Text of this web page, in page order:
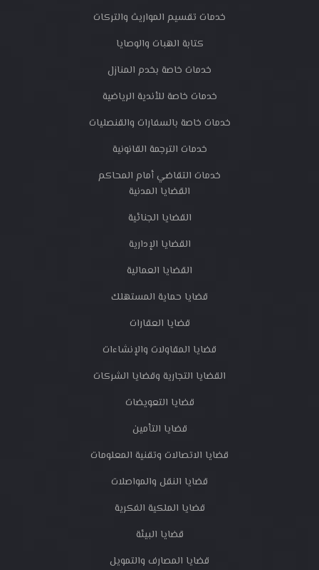
خدمات تقسيم المواريث والتركات
كتابة الهبات والوصايا
خدمات خاصة بخدم المنازل
خدمات خاصة للأندية الرياضية
خدمات خاصة بالسفارات والقنصليات
خدمات الترجمة القانونية
خدمات التقاضي أمام المحاكم
القضايا المدنية
القضايا الجنائية
القضايا الإدارية
القضايا العمالية
قضايا حماية المستهلك
قضايا العقارات
قضايا المقاولات والإنشاءات
القضايا التجارية وقضايا الشركات
قضايا التعويضات
قضايا التأمين
قضايا الاتصالات وتقنية المعلومات
قضايا النقل والمواصلات
قضايا الملكية الفكرية
قضايا البيئة
قضايا المصارف والتمويل